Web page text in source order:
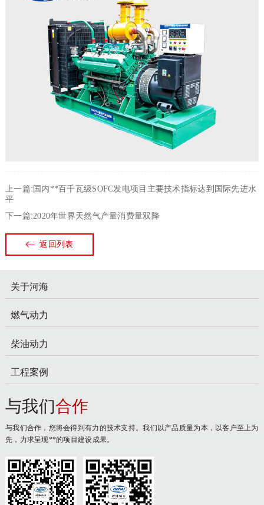
上一篇:国内**百千瓦级SOFC发电项目主要技术指标达到国际先进水
平
下一篇:2020年世界天然气产量消费量双降
返回列表
关于河海
燃气动力
柴油动力
工程案例
与我们合作
与我们合作，您将会得到有力的技术支持。我们以产品质量为本，以客户至上为
先，力求呈现**的项目建设成果。